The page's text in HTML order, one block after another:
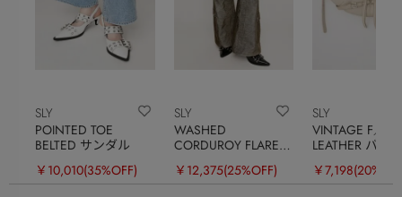
SLY
POINTED TOE
BELTED サンダル
￥10,010(35%OFF)
SLY
WASHED
CORDUROY FLARE
￥12,375(25%OFF)
SLY
VINTAGE F／
LEATHER バッ
￥7,198